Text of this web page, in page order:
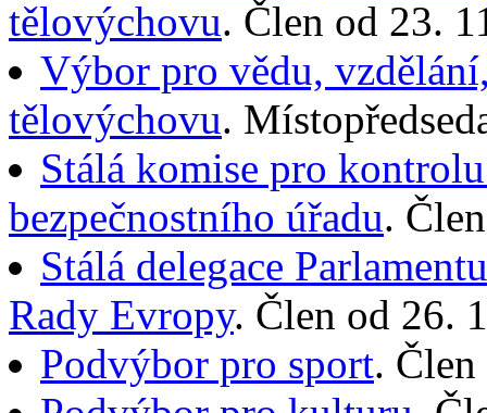
tělovýchovu. Člen od 23.
Výbor pro vědu,
tělovýchovu.
Stálá komise pro
bezpečnostního úřadu.
Stálá delegace
Rady Evropy. Člen od 26.
Podvýbor pro sport.